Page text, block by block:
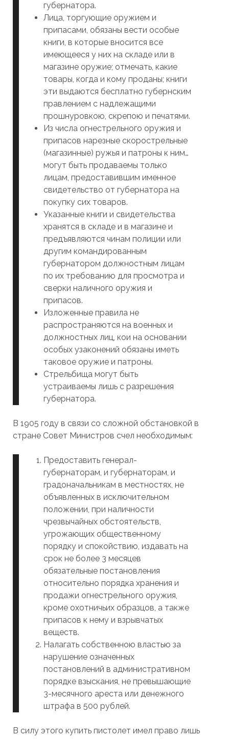
губернатора.
Лица, торгующие оружием и
припасами, обязаны вести особые
книги, в которые вносится все
имеющееся у них на складе или в
магазине оружие; отмечать, какие
товары, когда и кому проданы; книги
эти выдаются бесплатно губернским
правлением с надлежащими
прошнуровкою, скрепою и печатями.
Из числа огнестрельного оружия и
припасов нарезные скорострельные
(магазинные) ружья и патроны к ним…
могут быть продаваемы только
лицам, предоставившим именное
свидетельство от губернатора на
покупку сих товаров.
Указанные книги и свидетельства
хранятся в складе и в магазине и
предъявляются чинам полиции или
другим командированным
губернатором должностным лицам
по их требованию для просмотра и
сверки наличного оружия и
припасов.
Изложенные правила не
распространяются на военных и
должностных лиц, кои на основании
особых узаконений обязаны иметь
таковое оружие и патроны.
Стрельбища могут быть
устраиваемы лишь с разрешения
губернатора.
В 1905 году в связи со сложной обстановкой в
стране Совет Министров счел необходимым:
Предоставить генерал-
губернаторам, и губернаторам, и
градоначальникам в местностях, не
объявленных в исключительном
положении, при наличности
чрезвычайных обстоятельств,
угрожающих общественному
порядку и спокойствию, издавать на
срок не более 3 месяцев
обязательные постановления
относительно порядка хранения и
продажи огнестрельного оружия,
кроме охотничьих образцов, а также
припасов к нему и взрывчатых
веществ.
Налагать собственною властью за
нарушение означенных
постановлений в административном
порядке взыскания, не превышающие
3-месячного ареста или денежного
штрафа в 500 рублей.
В силу этого купить пистолет имел право лишь